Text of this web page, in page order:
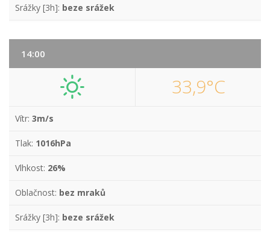
Srážky [3h]: beze srážek
14:00
33,9°C
Vítr: 3m/s
Tlak: 1016hPa
Vlhkost: 26%
Oblačnost: bez mraků
Srážky [3h]: beze srážek